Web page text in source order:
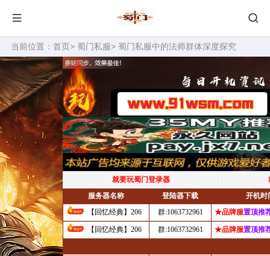
当前位置： 首页> 蜀门私服> 蜀门私服中的法师群体深度探究